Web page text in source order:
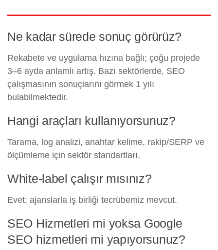
Ne kadar sürede sonuç görürüz?
Rekabete ve uygulama hızına bağlı; çoğu projede
3–6 ayda anlamlı artış. Bazı sektörlerde, SEO
çalışmasının sonuçlarını görmek 1 yılı
bulabilmektedir.
Hangi araçları kullanıyorsunuz?
Tarama, log analizi, anahtar kelime, rakip/SERP ve
ölçümleme için sektör standartları.
White-label çalışır mısınız?
Evet; ajanslarla iş birliği tecrübemiz mevcut.
SEO Hizmetleri mi yoksa Google
SEO hizmetleri mi yapıyorsunuz?